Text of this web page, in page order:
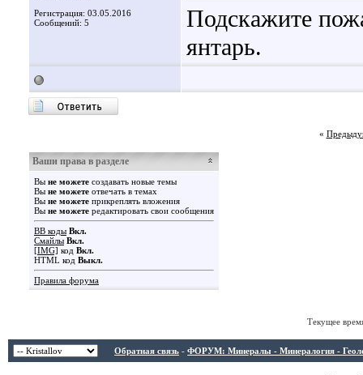
Регистрация: 03.05.2016
Сообщений: 5
Подскажите
янтарь.
«
Ваши права в разделе
Вы не можете создавать новые темы
Вы не можете отвечать в темах
Вы не можете прикреплять вложения
Вы не можете редактировать свои сообщения
BB коды Вкл.
Смайлы Вкл.
[IMG] код Вкл.
HTML код Выкл.
Правила форума
Текущее
Обратная связь - ФОРУМ: Минералы - Минералогия -